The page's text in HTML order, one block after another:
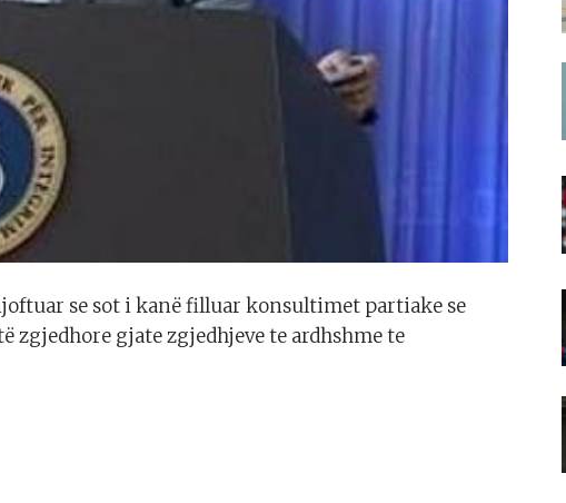
se sot i kanë filluar konsultimet partiake se
zgjedhore gjate zgjedhjeve te ardhshme te